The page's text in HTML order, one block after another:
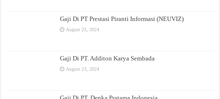
Gaji Di PT Prestasi Piranti Informasi (NEUVIZ)
August 23, 2024
Gaji Di PT. Additon Karya Sembada
August 23, 2024